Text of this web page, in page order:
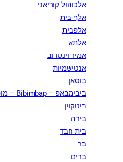
אלכוהול קוריאני
אלף-בית
אלפבית
אלתא
אמיר וינטרוב
אנטישמיות
בוסאן
ביבימבאפ – Bibimbap – מופע
ביטקוין
בירה
בית חבד
בר
ברים